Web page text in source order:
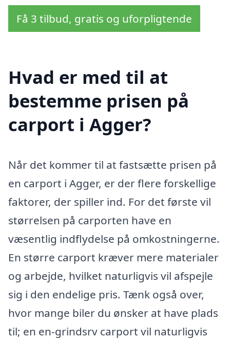
Få 3 tilbud, gratis og uforpligtende
Hvad er med til at
bestemme prisen på
carport i Agger?
Når det kommer til at fastsætte prisen på
en carport i Agger, er der flere forskellige
faktorer, der spiller ind. For det første vil
størrelsen på carporten have en
væsentlig indflydelse på omkostningerne.
En større carport kræver mere materialer
og arbejde, hvilket naturligvis vil afspejle
sig i den endelige pris. Tænk også over,
hvor mange biler du ønsker at have plads
til; en en-grindsrv carport vil naturligvis